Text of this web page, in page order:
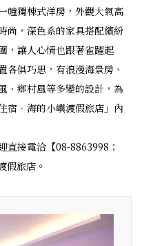
幢獨棟式洋房，外觀大氣高
尚，深色系的家具搭配繽紛
，讓人心情也跟著雀躍起
各俱巧思，有浪漫海景房、
、鄉村風等多變的設計，為
宿．海的小嶼渡假旅店」內
直接電洽【08-8863998；
假旅店。